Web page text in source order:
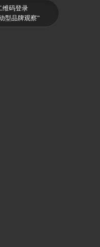
维码登录
型品牌观察”